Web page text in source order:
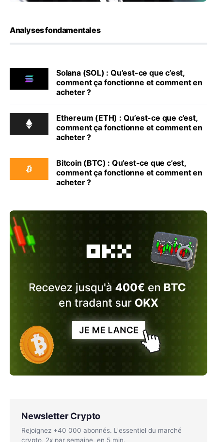
Analyses fondamentales
Solana (SOL) : Qu’est-ce que c’est,
comment ça fonctionne et comment en
acheter ?
Ethereum (ETH) : Qu’est-ce que c’est,
comment ça fonctionne et comment en
acheter ?
Bitcoin (BTC) : Qu’est-ce que c’est,
comment ça fonctionne et comment en
acheter ?
Newsletter Crypto
Rejoignez +40 000 abonnés. L'essentiel du marché
crypto, 2x par semaine, en 5 min.